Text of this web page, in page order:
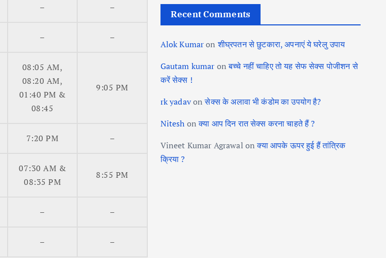
– –
– –
08:05 AM,
08:20 AM,
01:40 PM &
08:45
9:05 PM
7:20 PM –
07:30 AM &
08:35 PM
8:55 PM
– –
– –
Recent Comments
Alok Kumaronशीघ्रपतन से छुटकारा, अपनाएं ये घरेलु उपाय
Gautam kumar onबच्चे नहीं चाहिए तो यह सेफ सेक्स पोजीशन से
करें सेक्स !
rk yadavonसेक्स के अलावा भी कंडोम का उपयोग है?
Nitesh onक्या आप दिन रात सेक्स करना चाहते हैं ?
Vineet Kumar Agrawal onक्या आपके ऊपर हुई हैं तांत्रिक
क्रिया ?